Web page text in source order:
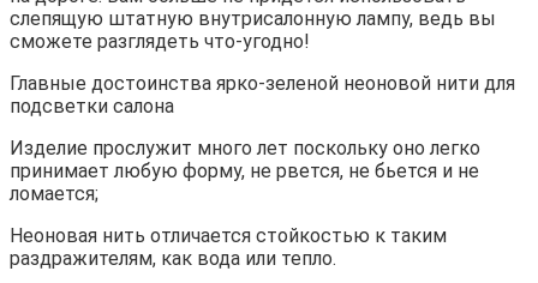
слепящую штатную внутрисалонную лампу, ведь вы
сможете разглядеть что-угодно!
Главные достоинства ярко-зеленой неоновой нити для
подсветки салона
Изделие прослужит много лет поскольку оно легко
принимает любую форму, не рвется, не бьется и не
ломается;
Неоновая нить отличается стойкостью к таким
раздражителям, как вода или тепло.